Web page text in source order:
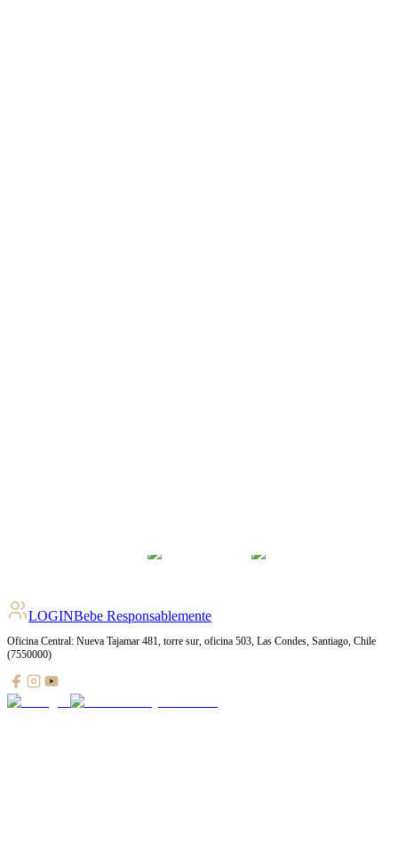
LOGINBebe Responsablemente
Oficina Central: Nueva Tajamar 481, torre sur, oficina 503, Las Condes, Santiago, Chile
(7550000)